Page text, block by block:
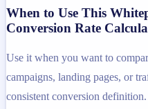
When to Use This
Conversion Rate
Use it when you want to
campaigns, landing pages, or
consistent conversion